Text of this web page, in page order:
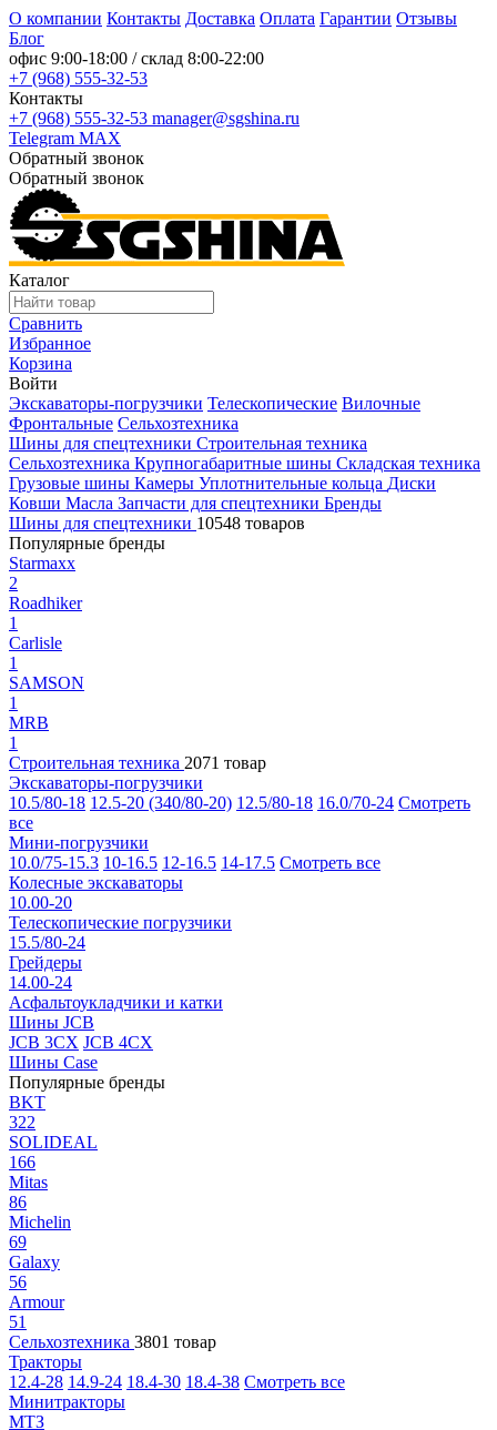
О компании Контакты Доставка Оплата Гарантии Отзывы
Блог
офис 9:00-18:00 / склад 8:00-22:00
+7 (968) 555-32-53
Контакты
+7 (968) 555-32-53 manager@sgshina.ru
Telegram MAX
Обратный звонок
Обратный звонок
Каталог
Сравнить
Избранное
Корзина
Войти
Экскаваторы-погрузчики Телескопические Вилочные
Фронтальные Сельхозтехника
Шины для спецтехники Строительная техника
Сельхозтехника Крупногабаритные шины Складская техника
Грузовые шины Камеры Уплотнительные кольца Диски
Ковши Масла Запчасти для спецтехники Бренды
Шины для спецтехники 10548 товаров
Популярные бренды
Starmaxx
2
Roadhiker
1
Carlisle
1
SAMSON
1
MRB
1
Строительная техника 2071 товар
Экскаваторы-погрузчики
10.5/80-18 12.5-20 (340/80-20) 12.5/80-18 16.0/70-24 Смотреть
все
Мини-погрузчики
10.0/75-15.3 10-16.5 12-16.5 14-17.5 Смотреть все
Колесные экскаваторы
10.00-20
Телескопические погрузчики
15.5/80-24
Грейдеры
14.00-24
Асфальтоукладчики и катки
Шины JCB
JCB 3CX JCB 4CX
Шины Case
Популярные бренды
BKT
322
SOLIDEAL
166
Mitas
86
Michelin
69
Galaxy
56
Armour
51
Сельхозтехника 3801 товар
Тракторы
12.4-28 14.9-24 18.4-30 18.4-38 Смотреть все
Минитракторы
МТЗ